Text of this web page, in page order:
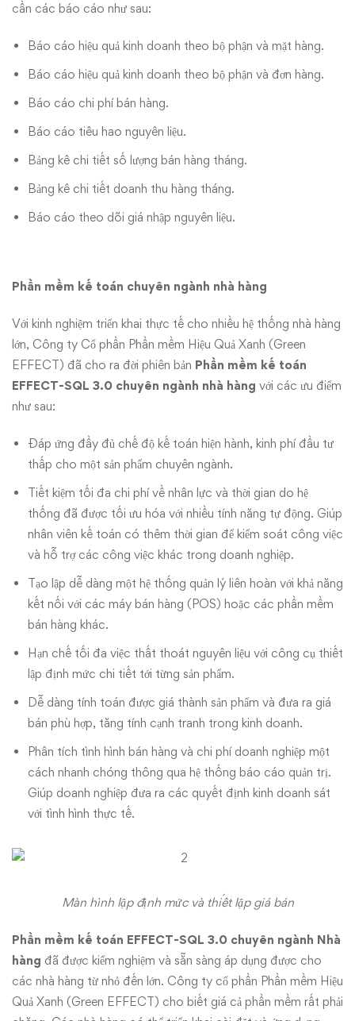
cần các báo cáo như sau:
Báo cáo hiệu quả kinh doanh theo bộ phận và mặt hàng.
Báo cáo hiệu quả kinh doanh theo bộ phận và đơn hàng.
Báo cáo chi phí bán hàng.
Báo cáo tiêu hao nguyên liệu.
Bảng kê chi tiết số lượng bán hàng tháng.
Bảng kê chi tiết doanh thu hàng tháng.
Báo cáo theo dõi giá nhập nguyên liệu.
Phần mềm kế toán chuyên ngành nhà hàng
Với kinh nghiệm triển khai thực tế cho nhiều hệ thống nhà hàng
lớn, Công ty Cổ phần Phần mềm Hiệu Quả Xanh (Green
EFFECT) đã cho ra đời phiên bản Phần mềm kế toán
EFFECT-SQL 3.0 chuyên ngành nhà hàng với các ưu điểm
như sau:
Đáp ứng đầy đủ chế độ kế toán hiện hành, kinh phí đầu tư
thấp cho một sản phẩm chuyên ngành.
Tiết kiệm tối đa chi phí về nhân lực và thời gian do hệ
thống đã được tối ưu hóa với nhiều tính năng tự động. Giúp
nhân viên kế toán có thêm thời gian để kiểm soát công việc
và hỗ trợ các công việc khác trong doanh nghiệp.
Tạo lập dễ dàng một hệ thống quản lý liên hoàn với khả năng
kết nối với các máy bán hàng (POS) hoặc các phần mềm
bán hàng khác.
Hạn chế tối đa việc thất thoát nguyên liệu với công cụ thiết
lập định mức chi tiết tới từng sản phẩm.
Dễ dàng tính toán được giá thành sản phẩm và đưa ra giá
bán phù hợp, tăng tính cạnh tranh trong kinh doanh.
Phân tích tình hình bán hàng và chi phí doanh nghiệp một
cách nhanh chóng thông qua hệ thống báo cáo quản trị.
Giúp doanh nghiệp đưa ra các quyết định kinh doanh sát
với tình hình thực tế.
Màn hình lập định mức và thiết lập giá bán
Phần mềm kế toán EFFECT-SQL 3.0 chuyên ngành Nhà
hàng đã được kiểm nghiệm và sẵn sàng áp dụng được cho
các nhà hàng từ nhỏ đến lớn. Công ty cổ phần Phần mềm Hiệu
Quả Xanh (Green EFFECT) cho biết giá cả phần mềm rất phải